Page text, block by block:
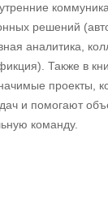
решений
аналитика,
Также в
проекты,
и помогают
команду.